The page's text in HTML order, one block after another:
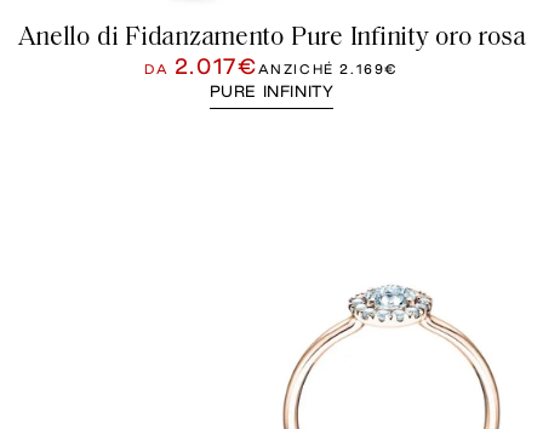
Anello di Fidanzamento Pure Infinity oro rosa
DA 2.017€ANZICHÉ2.169€
PURE INFINITY